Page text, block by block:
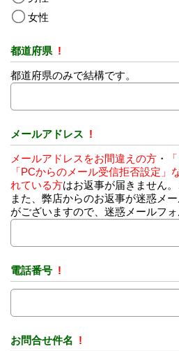
女性
都道府県 !
都道府県のみで結構です。
メールアドレス !
メールアドレスをお間違えの方 ・
「PCからのメール受信拒否設定」
れている方はお返事が届きません。
また、弊店からのお返事が迷惑メ
がございますので、迷惑メールフォ
電話番号 !
お問合せ件名 !